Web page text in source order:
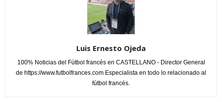
Luis Ernesto Ojeda
100% Noticias del Fútbol francés en CASTELLANO - Director General
de https://www.futbolfrances.com Especialista en todo lo relacionado al
fútbol francés.